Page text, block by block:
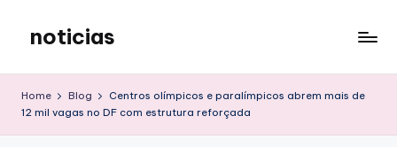
content
noticias
Home Blog
Centros olímpicos e paralímpicos abrem mais de
12 mil vagas no DF com estrutura reforçada